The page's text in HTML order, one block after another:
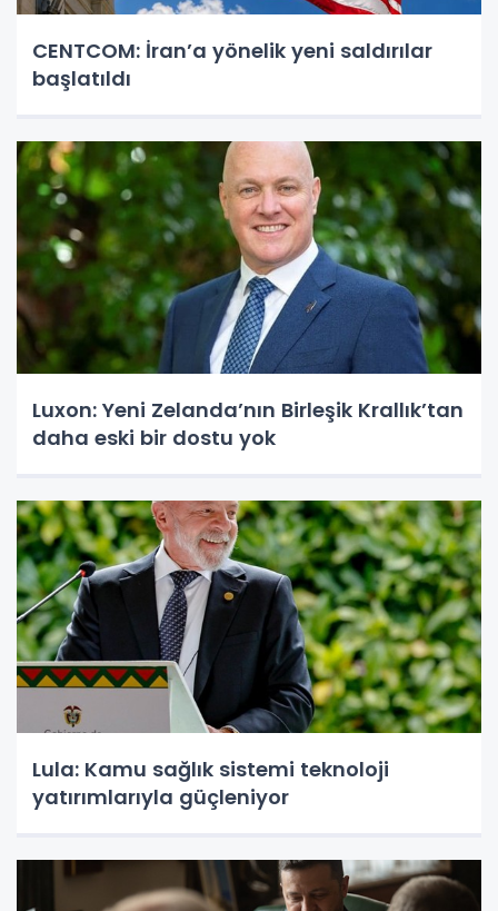
CENTCOM: İran’a yönelik yeni saldırılar
başlatıldı
Luxon: Yeni Zelanda’nın Birleşik Krallık’tan
daha eski bir dostu yok
Lula: Kamu sağlık sistemi teknoloji
yatırımlarıyla güçleniyor